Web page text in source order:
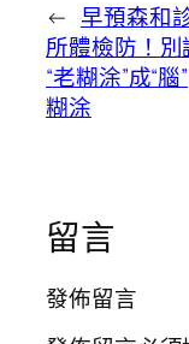
← 早預森和
所體檢防！別
“老糊涂”成“腦”
糊涂
留言
發佈留言